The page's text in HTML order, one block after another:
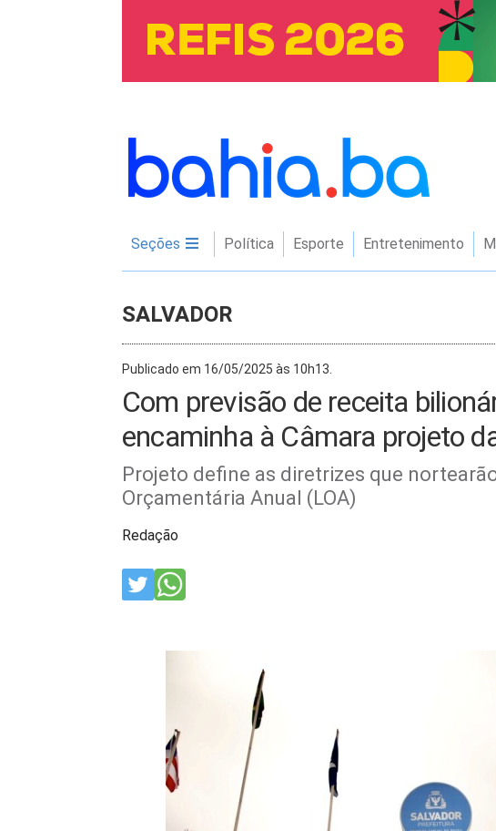
Seções Política Esporte Entretenimento
SALVADOR
Publicado em 16/05/2025 às 10h13.
Com previsão de receita
encaminha à Câmara projeto
Projeto define as diretrizes que
Orçamentária Anual (LOA)
Redação